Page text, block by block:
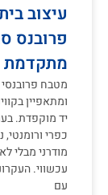
עיצוב
פרובנס
מתקדמת
מטבח
ומתאפיין
יד מוקפדת.
כפרי
מודרני מבלי
עכשווי.
עם